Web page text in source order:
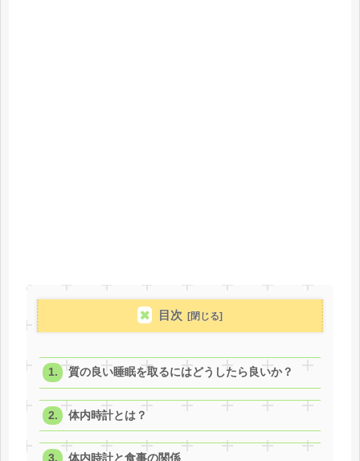
目次
質の良い睡眠を取るにはどうしたら良いか？
体内時計とは？
体内時計と食事の関係